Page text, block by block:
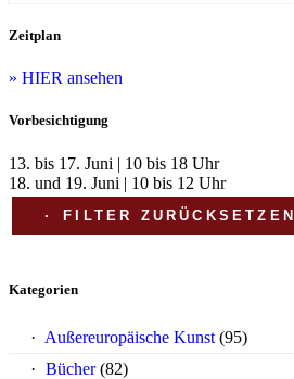
Zeitplan
» HIER ansehen
Vorbesichtigung
13. bis 17. Juni | 10 bis 18 Uhr
18. und 19. Juni | 10 bis 12 Uhr
FILTER ZURÜCKSETZEN
Kategorien
Außereuropäische Kunst (95)
Bücher (82)